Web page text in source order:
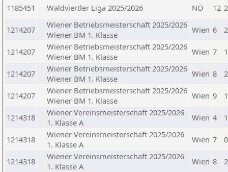
1185451 Waldviertler Liga 2025/2026 NÖ 12
1214207
Wiener Betriebsmeisterschaft 2025/2026
Wiener BM 1. Klasse
Wien 6
1214207
Wiener Betriebsmeisterschaft 2025/2026
Wiener BM 1. Klasse
Wien 7
1214207
Wiener Betriebsmeisterschaft 2025/2026
Wiener BM 1. Klasse
Wien 8
1214207
Wiener Betriebsmeisterschaft 2025/2026
Wiener BM 1. Klasse
Wien 9
1214318
Wiener Vereinsmeisterschaft 2025/2026
1. Klasse A
Wien 4
1214318
Wiener Vereinsmeisterschaft 2025/2026
1. Klasse A
Wien 7
1214318
Wiener Vereinsmeisterschaft 2025/2026
1. Klasse A
Wien 8